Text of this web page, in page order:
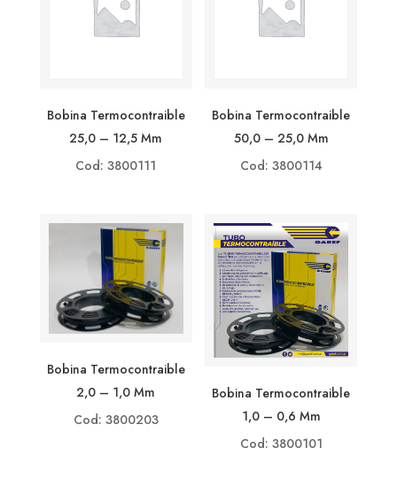
Bobina Termocontraible
25,0 – 12,5 Mm
Cod: 3800111
Bobina Termocontraible
50,0 – 25,0 Mm
Cod: 3800114
Bobina Termocontraible
2,0 – 1,0 Mm
Cod: 3800203
Bobina Termocontraible
1,0 – 0,6 Mm
Cod: 3800101